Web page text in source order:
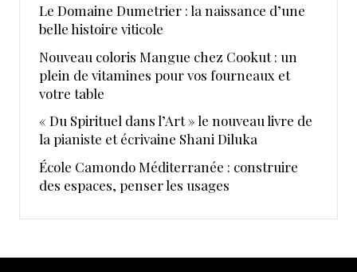
Le Domaine Dumetrier : la naissance d’une
belle histoire viticole
Nouveau coloris Mangue chez Cookut : un
plein de vitamines pour vos fourneaux et
votre table
« Du Spirituel dans l’Art » le nouveau livre de
la pianiste et écrivaine Shani Diluka
École Camondo Méditerranée : construire
des espaces, penser les usages